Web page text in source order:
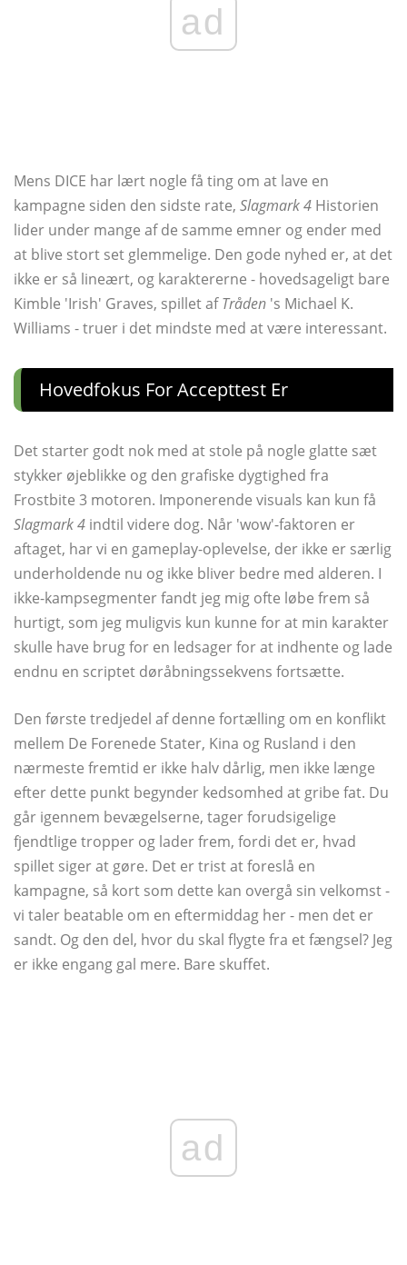
ad
Mens DICE har lært nogle få ting om at lave en
kampagne siden den sidste rate, Slagmark 4 Historien
lider under mange af de samme emner og ender med
at blive stort set glemmelige. Den gode nyhed er, at det
ikke er så lineært, og karaktererne - hovedsageligt bare
Kimble 'Irish' Graves, spillet afTråden 's Michael K.
Williams - truer i det mindste med at være interessant.
Hovedfokus For Accepttest Er
Det starter godt nok med at stole på nogle glatte sæt
stykker øjeblikke og den grafiske dygtighed fra
Frostbite 3 motoren. Imponerende visuals kan kun få
Slagmark 4 indtil videre dog. Når 'wow'-faktoren er
aftaget, har vi en gameplay-oplevelse, der ikke er særlig
underholdende nu og ikke bliver bedre med alderen. I
ikke-kampsegmenter fandt jeg mig ofte løbe frem så
hurtigt, som jeg muligvis kun kunne for at min karakter
skulle have brug for en ledsager for at indhente og lade
endnu en scriptet døråbningssekvens fortsætte.
Den første tredjedel af denne fortælling om en konflikt
mellem De Forenede Stater, Kina og Rusland i den
nærmeste fremtid er ikke halv dårlig, men ikke længe
efter dette punkt begynder kedsomhed at gribe fat. Du
går igennem bevægelserne, tager forudsigelige
fjendtlige tropper og lader frem, fordi det er, hvad
spillet siger at gøre. Det er trist at foreslå en
kampagne, så kort som dette kan overgå sin velkomst -
vi taler beatable om en eftermiddag her - men det er
sandt. Og den del, hvor du skal flygte fra et fængsel? Jeg
er ikke engang gal mere. Bare skuffet.
ad